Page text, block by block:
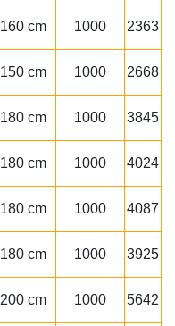
160 cm 1000 2363
150 cm 1000 2668
180 cm 1000 3845
180 cm 1000 4024
180 cm 1000 4087
180 cm 1000 3925
200 cm 1000 5642